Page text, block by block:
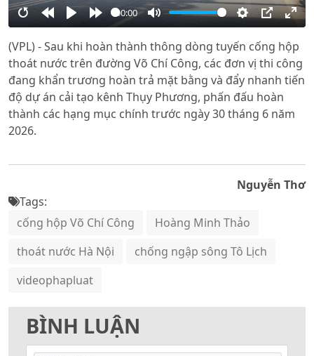
RestartRewind
10s
PlayForward
10s
00:00
Mute Settings
PIP
(VPL) - Sau khi hoàn thành thông dòng tuyến cống hộp
thoát nước trên đường Võ Chí Công, các đơn vị thi công
đang khẩn trương hoàn trả mặt bằng và đẩy nhanh tiến
độ dự án cải tạo kênh Thụy Phương, phấn đấu hoàn
thành các hạng mục chính trước ngày 30 tháng 6 năm
2026.
Nguyễn Thơ
Tags:
cống hộp Võ Chí Công
Hoàng Minh Thảo
thoát nước Hà Nội
chống ngập sông Tô Lịch
videophapluat
BÌNH LUẬN